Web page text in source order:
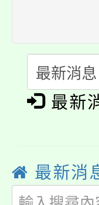
半價
者。
份教
大溪
份教師
會
115年
程
「本色
場熱烈
8/21下
局官網
8月14
開!
115年
最新
最新消